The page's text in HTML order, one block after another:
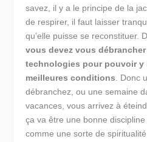
savez, il y a le principe de la
de respirer, il faut laisser
qu’elle puisse se reconstituer.
vous devez vous
technologies pour pouvoir y
meilleures conditions . Donc
débranchez, ou une semaine
vacances, vous arrivez à
ça va être une bonne discipline
comme une sorte de